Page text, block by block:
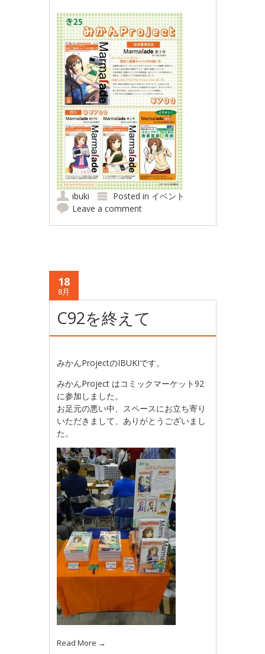
ibuki Posted in イベント
Leave a comment
18
8月
C92を終えて
みかんProjectのIBUKIです。
みかんProject はコミックマーケット92
に参加しました。
お足元の悪い中、スペースにお立ち寄り
いただきまして、ありがとうございまし
た。
Read More →